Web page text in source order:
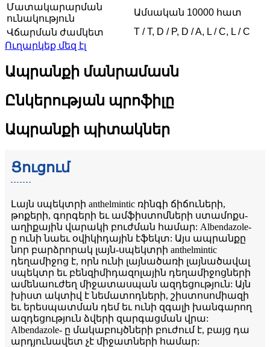
Մատակարարման
ունակություն
Ամսական 10000 հատ
Վճարման ժամկետ
T / T, D / P, D / A, L / C, L / C
Ուղարկեք մեզ էլ
Ապրանքի մանրամասն
Ընկերության պրոֆիլը
Ապրանքի պիտակներ
Ցուցում
Լայն սպեկտրի anthelmintic ռինգի ճիճուների,
թոքերի, գորգերի եւ ամֆիստոմների ստամոքս-
աղիքային վարակի բուժման համար: Albendazole-
ը ունի նաեւ օվիկիդային էֆեկտ: Այս ապրանքը
նոր բարձրորակ լայն-սպեկտրի anthelmintic
դեղամիջոց է, որն ունի լայնածառի լայնածավալ
սպեկտր եւ բենզիմիդազոլային դեղամիջոցների
ամենաուժեղ միջատասպան ազդեցություն: Այն
խիստ ակտիվ է նեմատոդների, շիստոսոմիազի
եւ երեսպատման դեմ եւ ունի զգալի խանգարող
ազդեցություն ձվերի զարգացման վրա:
Albendazole- ը մակաբույծների բուժում է, բայց դա
արդյունավետ չէ միջատների համար: